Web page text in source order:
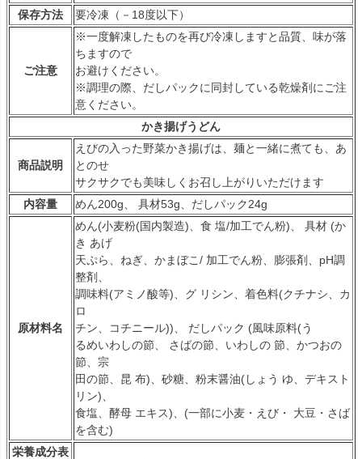
保存方法 要冷凍（－18度以下）
ご注意
※一度解凍したものを再び冷凍しますと品質、味が落
ちますので
お避けください。
※調理の際、だしパックに同封している乾燥剤にご注
意ください。
かき揚げうどん
商品説明
えびの入った野菜かき揚げは、麺と一緒に煮ても、あ
とのせ
サクサクでも美味しくお召し上がりいただけます
内容量
めん200g、 具材53g、だしパック24g
原材料名
めん(小麦粉(国内製造)、食 塩/加工でん粉)、 具材 (か
き あげ
天ぷら、ねぎ、かまぼこ/ 加工でん粉、膨張剤、pH調
整剤、
調味料(アミノ酸等)、グ リシン、着色料(クチナシ、カ
ロ
チン、コチニール))、 だしパック (風味原料(う
るめいわしの節、 さばの節、いわしの 節、かつおの
節、宗
田の節、昆 布)、砂糖、粉末醤油(しょう ゆ、デキスト
リン)、
食塩、酵母 エキス)、(一部に小麦・えび・ 大豆・さば
を含む)
栄養成分表